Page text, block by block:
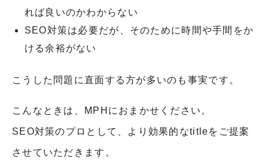
れば良いのかわからない
SEO対策は必要だが、そのために時間や手間をか
ける余裕がない
こうした問題に直面する方が多いのも事実です。
こんなときは、MPHにおまかせください。
SEO対策のプロとして、より効果的なtitleをご提案
させていただきます。